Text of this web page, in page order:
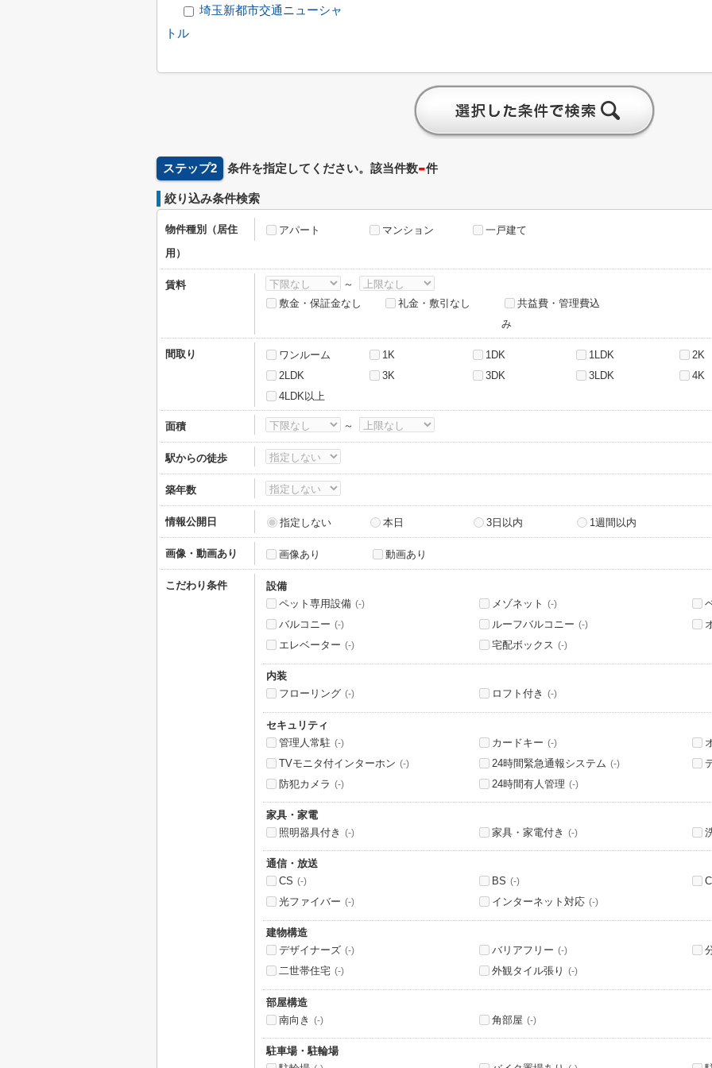
埼玉新都市交通ニューシャ
トル
ステップ2 条件を指定してください。該当件数-件
絞り込み条件検索
物件種別（居住
用）
アパート マンション 一戸建て
賃料
～
敷金・保証金なし
礼金・敷引なし
共益費・管理費込
み
間取り ワンルーム 1K 1DK 1LDK
2K
2LDK
3K 3DK 3LDK
4K
4LDK以上
面積 ～
駅からの徒歩
築年数
情報公開日 指定しない 本日 3日以内 1週間以内
画像・動画あり 画像あり 動画あり
こだわり条件
設備
ペット専用設備 (-) メゾネット (-)
バルコニー (-) ルーフバルコニー (-)
エレベーター (-) 宅配ボックス (-)
内装
フローリング (-) ロフト付き (-)
セキュリティ
管理人常駐 (-) カードキー (-)
TVモニタ付インターホン (-) 24時間緊急通報システム (-)
防犯カメラ (-) 24時間有人管理 (-)
家具・家電
照明器具付き
(-) 家具・家電付き (-)
通信・放送
CS (-) BS (-)
光ファイバー (-) インターネット対応 (-)
建物構造
デザイナーズ (-) バリアフリー (-)
二世帯住宅 (-) 外観タイル張り (-)
部屋構造
南向き
(-) 角部屋 (-)
駐車場・駐輪場